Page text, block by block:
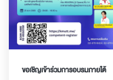
ขอเชิญเข้าร่วมการอบรมภายใต้